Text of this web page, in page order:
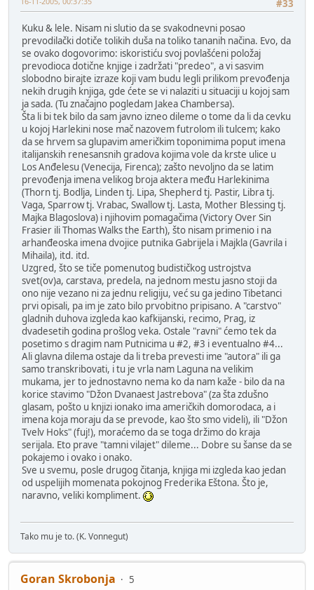
#33
Kuku & lele. Nisam ni slutio da se svakodnevni posao
prevodilački dotiče tolikih duša na toliko tananih načina. Evo, da
se ovako dogovorimo: iskoristiću svoj povlašćeni položaj
prevodioca dotične knjige i zadržati "predeo", a vi sasvim
slobodno birajte izraze koji vam budu legli prilikom prevođenja
nekih drugih knjiga, gde ćete se vi nalaziti u situaciji u kojoj sam
ja sada. (Tu značajno pogledam Jakea Chambersa).
Šta li bi tek bilo da sam javno izneo dileme o tome da li da cevku
u kojoj Harlekini nose mač nazovem futrolom ili tulcem; kako
da se hrvem sa glupavim američkim toponimima poput imena
italijanskih renesansnih gradova kojima vole da krste ulice u
Los Anđelesu (Venecija, Firenca); zašto nevoljno da se latim
prevođenja imena velikog broja aktera među Harlekinima
(Thorn tj. Bodlja, Linden tj. Lipa, Shepherd tj. Pastir, Libra tj.
Vaga, Sparrow tj. Vrabac, Swallow tj. Lasta, Mother Blessing tj.
Majka Blagoslova) i njihovim pomagačima (Victory Over Sin
Frasier ili Thomas Walks the Earth), što nisam primenio i na
arhanđeoska imena dvojice putnika Gabrijela i Majkla (Gavrila i
Mihaila), itd. itd.
Uzgred, što se tiče pomenutog budističkog ustrojstva
svet(ov)a, carstava, predela, na jednom mestu jasno stoji da
ono nije vezano ni za jednu religiju, već su ga jedino Tibetanci
prvi opisali, pa im je zato bilo prvobitno pripisano. A "carstvo"
gladnih duhova izgleda kao kafkijanski, recimo, Prag, iz
dvadesetih godina prošlog veka. Ostale "ravni" ćemo tek da
posetimo s dragim nam Putnicima u #2, #3 i eventualno #4...
Ali glavna dilema ostaje da li treba prevesti ime "autora" ili ga
samo transkribovati, i tu je vrla nam Laguna na velikim
mukama, jer to jednostavno nema ko da nam kaže - bilo da na
korice stavimo "Džon Dvanaest Jastrebova" (za šta zdušno
glasam, pošto u knjizi ionako ima američkih domorodaca, a i
imena koja moraju da se prevode, kao što smo videli), ili "Džon
Tvelv Hoks" (fuj!), moraćemo da se toga držimo do kraja
serijala. Eto prave "tamni vilajet" dileme... Dobre su šanse da se
pokajemo i ovako i onako.
Sve u svemu, posle drugog čitanja, knjiga mi izgleda kao jedan
od uspelijih momenata pokojnog Frederika Eštona. Što je,
naravno, veliki kompliment.
Tako mu je to. (K. Vonnegut)
Goran Skrobonja
5